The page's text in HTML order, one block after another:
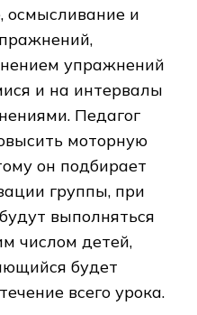
осмысливание и
упражнений
и на интервалы
Педагог
моторную
он подбирает
группы, при
выполняться
числом детей,
будет
всего урока.